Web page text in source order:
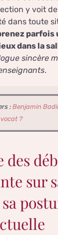
y voit
dans toute
parfois
dans la
sincère
.
: Benjamin
?
des
sur